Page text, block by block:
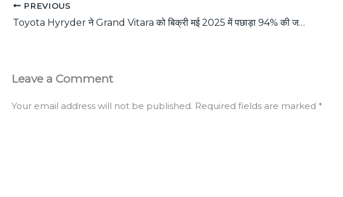
PREVIOUS
Toyota Hyryder ने Grand Vitara को बिक्री मई 2025 में पछाड़ा 94% की जबरदस्त वृद्धि दर्ज की
Leave a Comment
Your email address will not be published. Required fields are marked *